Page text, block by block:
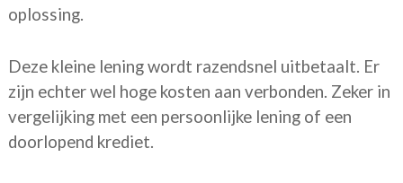
oplossing.
Deze kleine lening wordt razendsnel uitbetaalt. Er
zijn echter wel hoge kosten aan verbonden. Zeker in
vergelijking met een persoonlijke lening of een
doorlopend krediet.